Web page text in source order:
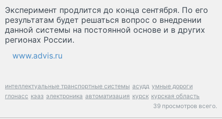
Эксперимент продлится до конца сентября. По его
результатам будет решаться вопрос о внедрении
данной системы на постоянной основе и в других
регионах России.
www.advis.ru
интеллектуальные транспортные системы асудд умные дороги
глонасс кэаз электроника автоматизация курск курская область
39 просмотров всего.